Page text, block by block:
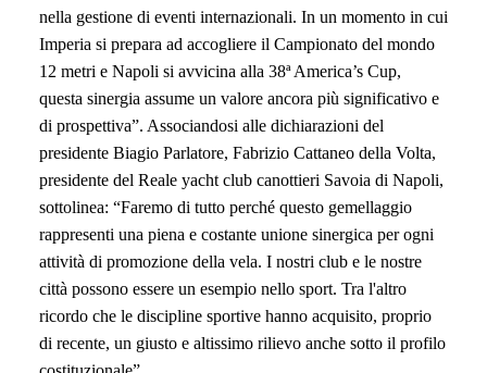
nella gestione di eventi internazionali. In un momento in cui
Imperia si prepara ad accogliere il Campionato del mondo
12 metri e Napoli si avvicina alla 38ª America’s Cup,
questa sinergia assume un valore ancora più significativo e
di prospettiva”. Associandosi alle dichiarazioni del
presidente Biagio Parlatore, Fabrizio Cattaneo della Volta,
presidente del Reale yacht club canottieri Savoia di Napoli,
sottolinea: “Faremo di tutto perché questo gemellaggio
rappresenti una piena e costante unione sinergica per ogni
attività di promozione della vela. I nostri club e le nostre
città possono essere un esempio nello sport. Tra l'altro
ricordo che le discipline sportive hanno acquisito, proprio
di recente, un giusto e altissimo rilievo anche sotto il profilo